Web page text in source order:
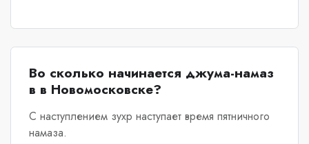
Во сколько начинается джума-намаз
в в Новомосковске?
С наступлением зухр наступает время пятничного
намаза.